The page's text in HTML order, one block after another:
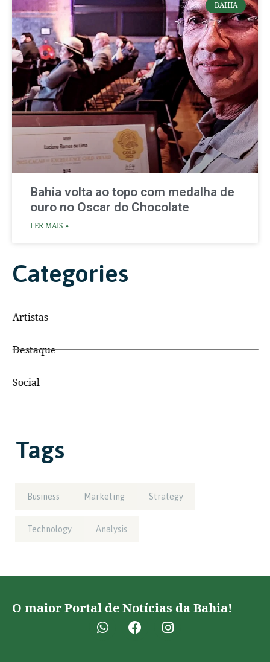
BAHIA
Bahia volta ao topo com medalha de
ouro no Oscar do Chocolate
LER MAIS »
Categories
Artistas
Destaque
Social
Tags
Business Marketing Strategy
Technology Analysis
O maior Portal de Notícias da Bahia!